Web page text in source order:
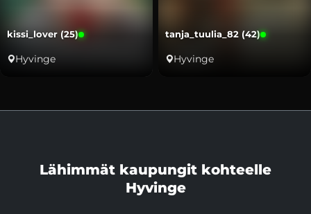
kissi_lover (25)
Hyvinge
tanja_tuulia_82 (42)
Hyvinge
Lähimmät kaupungit kohteelle
Hyvinge